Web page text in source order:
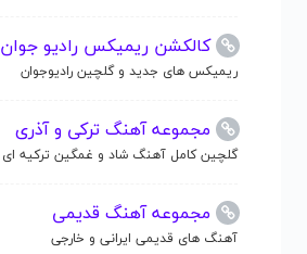
کالکشن ریمیکس رادیو جوان
ریمیکس های جدید و گلچین رادیوجوان
مجموعه آهنگ ترکی و آذری
گلچین کامل آهنگ شاد و غمگین ترکیه ای
مجموعه آهنگ قدیمی
آهنگ های قدیمی ایرانی و خارجی